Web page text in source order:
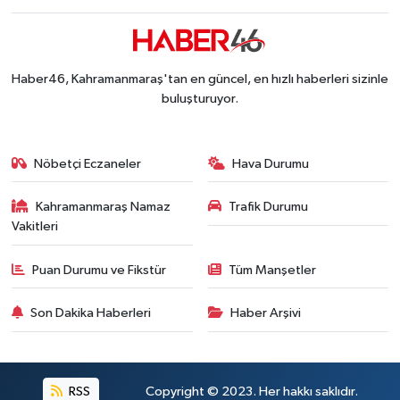
12:20 |Kahramanmaraş'ta Hacı Murat Caddesi Baştan
Kahramanmaraş'ta Madrigal Coşkusu! Fuar
Haber46, Kahramanmaraş'tan en güncel, en hızlı haberleri sizinle
buluşturuyor.
Nöbetçi Eczaneler Hava Durumu
Kahramanmaraş Namaz
Vakitleri
Trafik Durumu
Puan Durumu ve Fikstür Tüm Manşetler
Son Dakika Haberleri Haber Arşivi
RSS Copyright © 2023. Her hakkı saklıdır.